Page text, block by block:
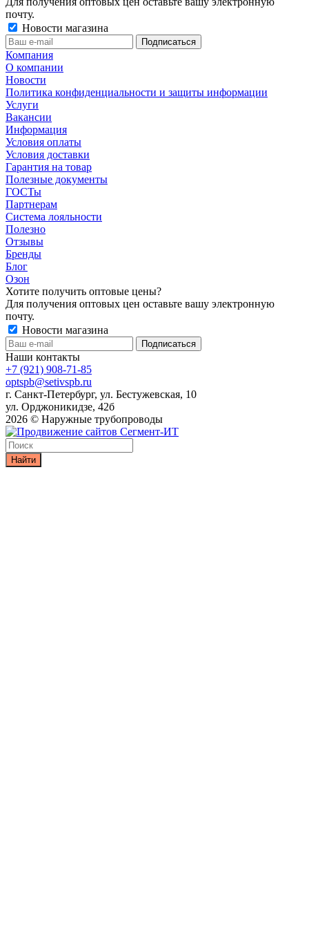
почту.
Новости магазина
Компания
О компании
Новости
Политика конфиденциальности и защиты информации
Услуги
Вакансии
Информация
Условия оплаты
Условия доставки
Гарантия на товар
Полезные документы
ГОСТы
Партнерам
Система лояльности
Полезно
Отзывы
Бренды
Блог
Озон
Хотите получить оптовые цены?
Для получения оптовых цен оставьте вашу электронную
почту.
Новости магазина
Наши контакты
+7 (921) 908-71-85
optspb@setivspb.ru
г. Санкт-Петербург, ул. Бестужевская, 10
ул. Орджоникидзе, 42б
2026 © Наружные трубопроводы
Найти